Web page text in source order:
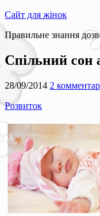
Сайт для жінок
Правильне знання
Спільний сон
28/09/2014 2
Розвиток